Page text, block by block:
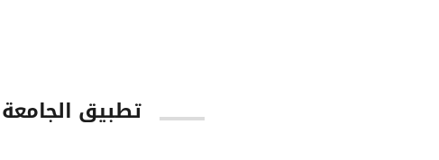
تطبيق الجامعة